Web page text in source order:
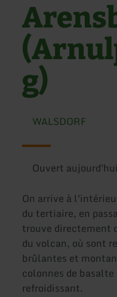
g)
WALSDORF
Ouvert aujourd'hui
On arrive à
du tertiaire, en
trouve directement
du volcan, où sont
brûlantes et
colonnes de
refroidissant.